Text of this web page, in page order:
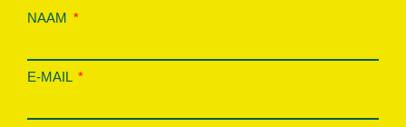
NAAM
E-MAIL